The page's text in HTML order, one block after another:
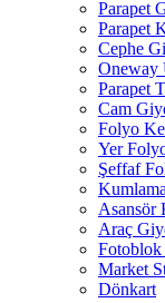
Parapet
Parapet
Cephe
Oneway
Parapet
Cam
Folyo
Yer
Şeffaf
Asansör
Araç
Fotoblok
Market
Dönkart